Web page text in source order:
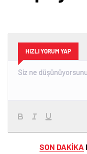
HIZLI YORUM YAP
SON DAKİKA